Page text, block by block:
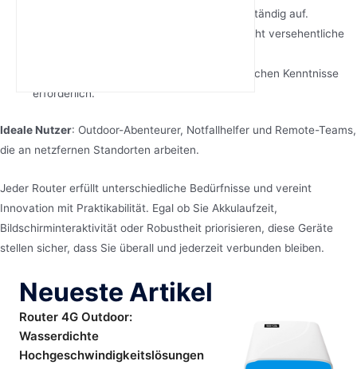
: Lädt Geräte zweimal vollständig auf.
: Übersteht versehentliche
: Keine technischen Kenntnisse
erforderlich.
Ideale Nutzer: Outdoor-Abenteurer, Notfallhelfer und Remote-Teams,
die an netzfernen Standorten arbeiten.
Jeder Router erfüllt unterschiedliche Bedürfnisse und vereint
Innovation mit Praktikabilität. Egal ob Sie Akkulaufzeit,
Bildschirminteraktivität oder Robustheit priorisieren, diese Geräte
stellen sicher, dass Sie überall und jederzeit verbunden bleiben.
Neueste Artikel
Router 4G Outdoor:
Wasserdichte
Hochgeschwindigkeitslösungen